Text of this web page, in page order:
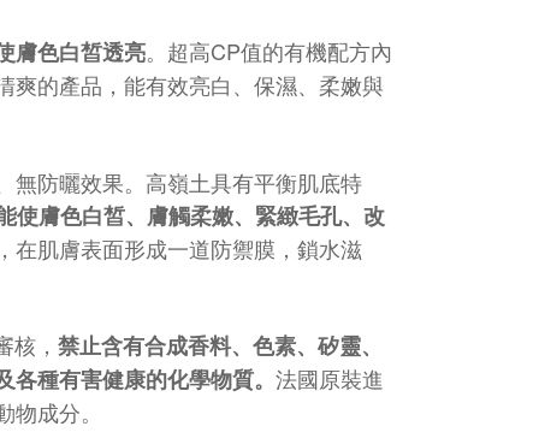
膚色白皙透亮。超高CP值的有機配方內
爽的產品，能有效亮白、保濕、柔嫩與
無防曬效果。高嶺土具有平衡肌底特
使膚色白皙、膚觸柔嫩、緊緻毛孔、改
在肌膚表面形成一道防禦膜，鎖水滋
， 禁止含有合成香料、色素、矽靈、
種有害健康的化學物質。 法國原裝進
成分。